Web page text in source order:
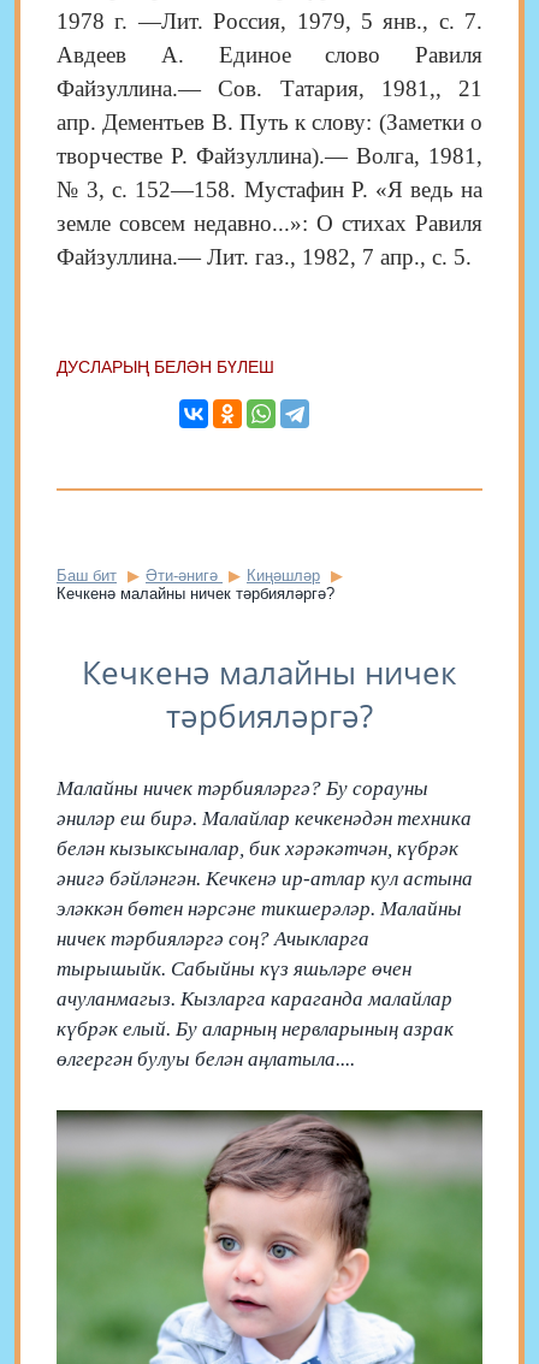
1978 г. —Лит. Россия, 1979, 5 янв., с. 7.
Авдеев А. Единое слово Равиля
Файзуллина.— Сов. Татария, 1981,, 21
апр. Дементьев В. Путь к слову: (Заметки о
творчестве Р. Файзуллина).— Волга, 1981,
№ 3, с. 152—158. Мустафин Р. «Я ведь на
земле совсем недавно...»: О стихах Равиля
Файзуллина.— Лит. газ., 1982, 7 апр., с. 5.
ДУСЛАРЫҢ БЕЛӘН БҮЛЕШ
Баш бит Әти-әнигә
Киңәшләр
Кечкенә малайны ничек тәрбияләргә?
Кечкенә малайны ничек
тәрбияләргә?
Малайны ничек тәрбияләргә? Бу сорауны
әниләр еш бирә. Малайлар кечкенәдән техника
белән кызыксыналар, бик хәрәкәтчән, күбрәк
әнигә бәйләнгән. Кечкенә ир-атлар кул астына
эләккән бөтен нәрсәне тикшерәләр. Малайны
ничек тәрбияләргә соң? Ачыкларга
тырышыйк. Сабыйны күз яшьләре өчен
ачуланмагыз. Кызларга караганда малайлар
күбрәк елый. Бу аларның нервларының азрак
өлгергән булуы белән аңлатыла....